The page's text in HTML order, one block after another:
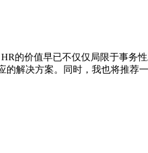
的价值早已不仅仅局限于事务
解决方案。同时，我也将推荐